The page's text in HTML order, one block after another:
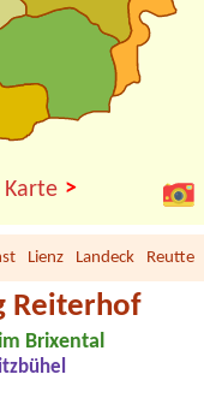
Karte >
Lienz Landeck Reutte
Reiterhof
Brixental